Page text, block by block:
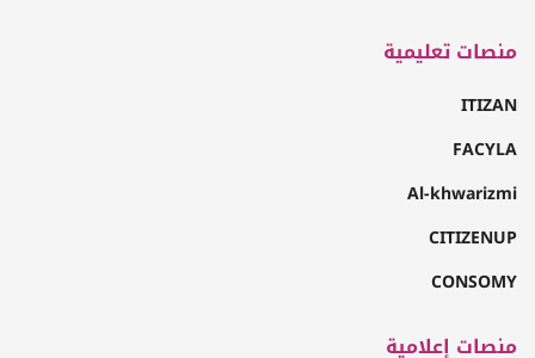
منصات تعليمية
ITIZAN
FACYLA
Al-khwarizmi
CITIZENUP
CONSOMY
منصات إعلامية